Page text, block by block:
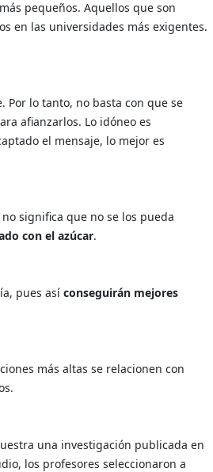
pequeños. Aquellos que son
en las universidades más exigentes.
lo tanto, no basta con que se
afianzarlos. Lo idóneo es
el mensaje, lo mejor es
significa que no se los pueda
con el azúcar.
pues así conseguirán mejores
más altas se relacionen con
una investigación publicada en
los profesores seleccionaron a